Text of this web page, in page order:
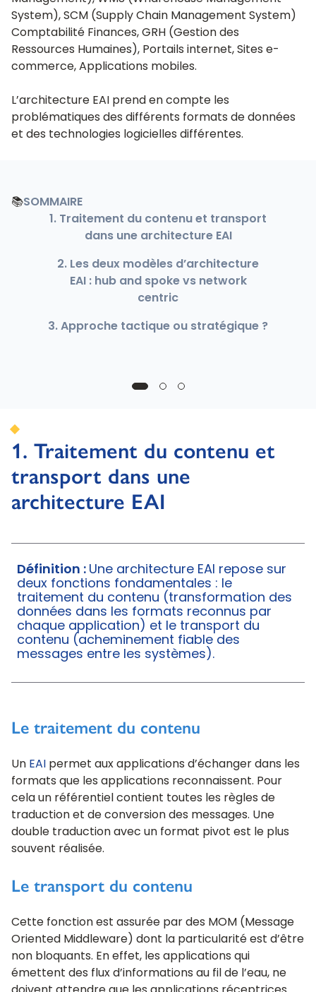
System), SCM (Supply Chain Management System)
Comptabilité Finances, GRH (Gestion des
Ressources Humaines), Portails internet, Sites e-
commerce, Applications mobiles.
L’architecture EAI prend en compte les
problématiques des différents formats de données
et des technologies logicielles différentes.
📚SOMMAIRE
1. Traitement du contenu et transport
dans une architecture EAI
2. Les deux modèles d’architecture
EAI : hub and spoke vs network
centric
3. Approche tactique ou stratégique ?
1. Traitement du contenu et
transport dans une
architecture EAI
Définition : Une architecture EAI repose sur
deux fonctions fondamentales : le
traitement du contenu (transformation des
données dans les formats reconnus par
chaque application) et le transport du
contenu (acheminement fiable des
messages entre les systèmes).
Le traitement du contenu
Un EAI
permet aux applications d’échanger dans les
formats que les applications reconnaissent. Pour
cela un référentiel contient toutes les règles de
traduction et de conversion des messages. Une
double traduction avec un format pivot est le plus
souvent réalisée.
Le transport du contenu
Cette fonction est assurée par des MOM (Message
Oriented Middleware) dont la particularité est d’être
non bloquants. En effet, les applications qui
émettent des flux d’informations au fil de l’eau, ne